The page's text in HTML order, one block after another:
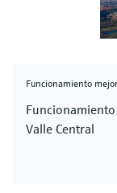
Funcionamiento
Valle Central